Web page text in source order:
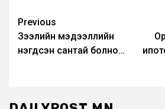
Post
navigation
Previous
Зээлийн мэдээллийн
нэгдсэн сантай болно…